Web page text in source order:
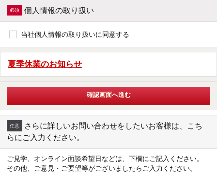
個人情報の取り扱い
当社個人情報の取り扱いに同意する
夏季休業のお知らせ
さらに詳しいお問い合わせをしたいお客様は、こち
らにご入力ください。
ご見学、オンライン面談希望日などは、下欄にご記入ください。
その他、ご意見・ご要望等がございましたらご入力ください。